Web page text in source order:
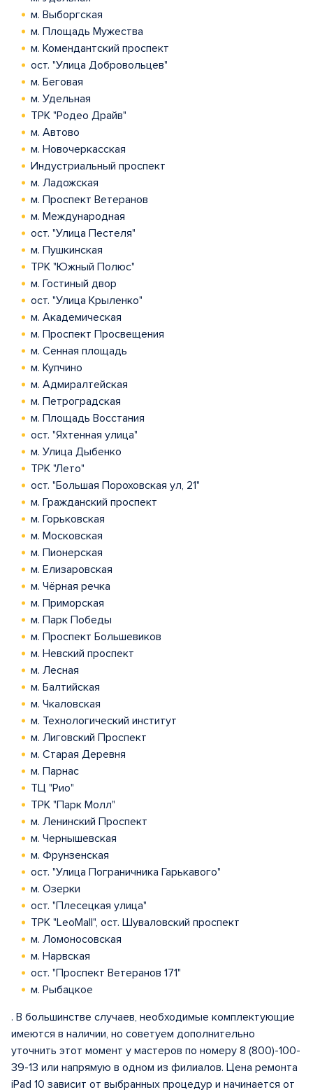
м. Выборгская
м. Площадь Мужества
м. Комендантский проспект
ост. "Улица Добровольцев"
м. Беговая
м. Удельная
ТРК "Родео Драйв"
м. Автово
м. Новочеркасская
Индустриальный проспект
м. Ладожская
м. Проспект Ветеранов
м. Международная
ост. "Улица Пестеля"
м. Пушкинская
ТРК "Южный Полюс"
м. Гостиный двор
ост. "Улица Крыленко"
м. Академическая
м. Проспект Просвещения
м. Сенная площадь
м. Купчино
м. Адмиралтейская
м. Петроградская
м. Площадь Восстания
ост. "Яхтенная улица"
м. Улица Дыбенко
ТРК "Лето"
ост. "Большая Пороховская ул, 21"
м. Гражданский проспект
м. Горьковская
м. Московская
м. Пионерская
м. Елизаровская
м. Чёрная речка
м. Приморская
м. Парк Победы
м. Проспект Большевиков
м. Невский проспект
м. Лесная
м. Балтийская
м. Чкаловская
м. Технологический институт
м. Лиговский Проспект
м. Старая Деревня
м. Парнас
ТЦ "Рио"
ТРК "Парк Молл"
м. Ленинский Проспект
м. Чернышевская
м. Фрунзенская
ост. "Улица Пограничника Гарькавого"
м. Озерки
ост. "Плесецкая улица"
ТРК "LeoMall", ост. Шуваловский проспект
м. Ломоносовская
м. Нарвская
ост. "Проспект Ветеранов 171"
м. Рыбацкое
. В большинстве случаев, необходимые комплектующие
имеются в наличии, но советуем дополнительно
уточнить этот момент у мастеров по номеру 8 (800)-100-
39-13 или напрямую в одном из филиалов. Цена ремонта
iPad 10 зависит от выбранных процедур и начинается от